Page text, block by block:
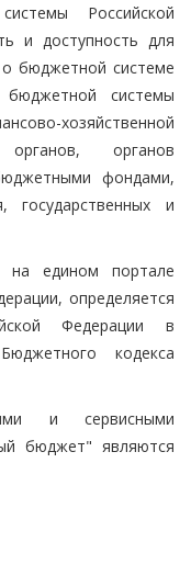
Российской
и доступность для
бюджетной системе
бюджетной системы
хозяйственной
органов, органов
фондами,
государственных и
на едином портале
определяется
Федерации в
кодекса
и сервисными
бюджет" являются